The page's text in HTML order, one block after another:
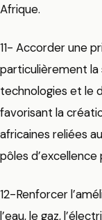
Afrique.
11- Accorder une
particulièrement la
technologies et le
favorisant la
africaines reliées
pôles
12-Renforcer
l’eau, le gaz,